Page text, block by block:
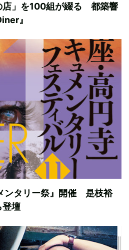
店」を100組が綴る 都築響
』
ンタリー祭』開催 是枝裕
登壇